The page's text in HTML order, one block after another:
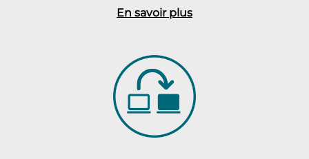
En savoir plus